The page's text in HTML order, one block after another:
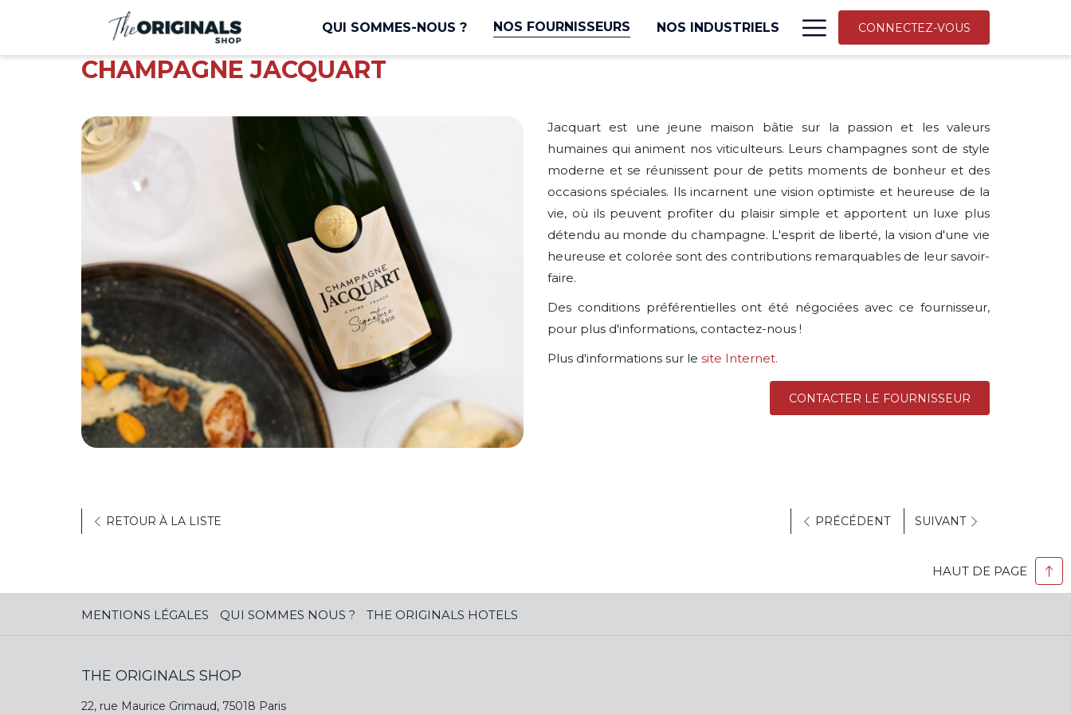
QUI SOMMES-NOUS ? NOS FOURNISSEURS NOS INDUSTRIELS More
link
CONNECTEZ-VOUS
CHAMPAGNE JACQUART
Jacquart est une jeune maison bâtie sur la passion et les valeurs
humaines qui animent nos viticulteurs. Leurs champagnes sont de style
moderne et se réunissent pour de petits moments de bonheur et des
occasions spéciales. Ils incarnent une vision optimiste et heureuse de la
vie, où ils peuvent profiter du plaisir simple et apportent un luxe plus
détendu au monde du champagne. L'esprit de liberté, la vision d'une vie
heureuse et colorée sont des contributions remarquables de leur savoir-
faire.
Des conditions préférentielles ont été négociées avec ce fournisseur,
pour plus d'informations, contactez-nous !
Plus d'informations sur le site Internet.
CONTACTER LE FOURNISSEUR
RETOUR À LA LISTE PRÉCÉDENT SUIVANT
HAUT DE PAGE
MENTIONS LÉGALES QUI SOMMES NOUS ? THE ORIGINALS HOTELS
THE ORIGINALS SHOP
22, rue Maurice Grimaud, 75018 Paris